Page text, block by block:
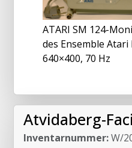
ATARI SM 124-
des Ensemble Atari
640×400, 70 Hz
Atvidaberg-
Inventarnummer:W/